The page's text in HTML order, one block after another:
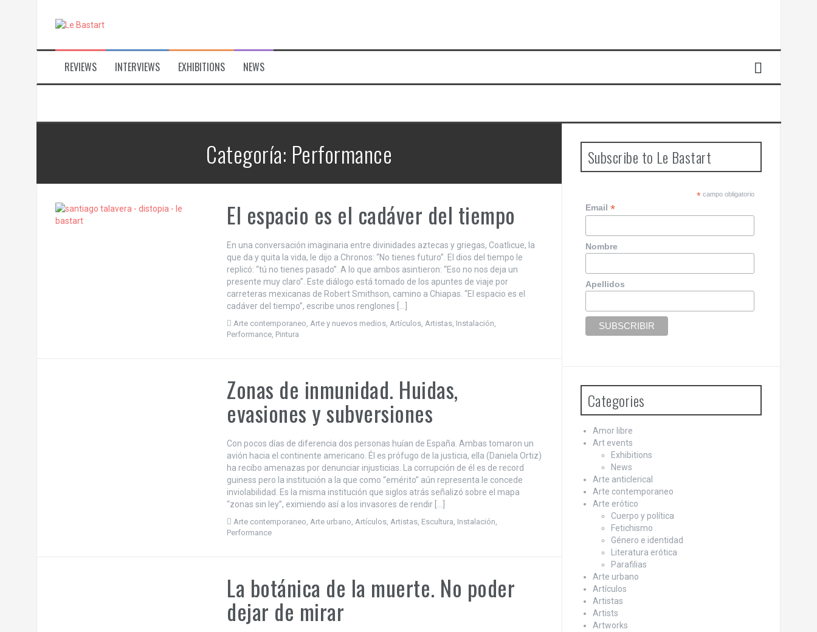
REVIEWS INTERVIEWS EXHIBITIONS NEWS
Categoría: Performance
El espacio es el cadáver del tiempo
En una conversación imaginaria entre divinidades aztecas y griegas, Coatlicue, la
que da y quita la vida, le dijo a Chronos: “No tienes futuro”. El dios del tiempo le
replicó: “tú no tienes pasado”. A lo que ambos asintieron: “Eso no nos deja un
presente muy claro”. Este diálogo está tomado de los apuntes de viaje por
carreteras mexicanas de Robert Smithson, camino a Chiapas. “El espacio es el
cadáver del tiempo”, escribe unos renglones […]
Arte contemporaneo,Arte y nuevos medios,Artículos,Artistas, Instalación,
Performance, Pintura
Zonas de inmunidad. Huidas,
evasiones y subversiones
Con pocos días de diferencia dos personas huían de España. Ambas tomaron un
avión hacia el continente americano. Él es prófugo de la justicia, ella (Daniela Ortiz)
ha recibo amenazas por denunciar injusticias. La corrupción de él es de record
guiness pero la institución a la que como “emérito” aún representa le concede
inviolabilidad. Es la misma institución que siglos atrás señalizó sobre el mapa
“zonas sin ley”, eximiendo así a los invasores de rendir […]
Arte contemporaneo,Arte urbano,Artículos,Artistas, Escultura, Instalación,
Performance
La botánica de la muerte. No poder
dejar de mirar
Subscribe to Le Bastart
*campo obligatorio
Email*
Nombre
Apellidos
Categories
Amor libre
Art events
Exhibitions
News
Arte anticlerical
Arte contemporaneo
Arte erótico
Cuerpo y política
Fetichismo
Género e identidad
Literatura erótica
Parafilias
Arte urbano
Artículos
Artistas
Artists
Artworks